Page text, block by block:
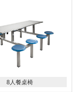
8人餐桌椅